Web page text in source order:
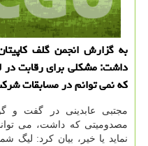
به گزارش انجمن گلف
داشت: مشکلی برای رقابت در
که نمی توانم در مسابقات
مجتبی عابدینی در گفت و گو
مصدومیتی که داشت، می
نماید یا خیر، بیان کرد: لیگ